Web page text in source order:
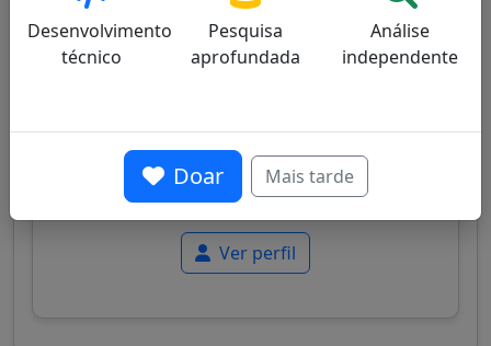
abordagem pastoral equilibrada, combinando
tradição católica e sensibilidade para questões
sociais contemporâneas.
Ver perfil
Desenvolvimento
técnico
Pesquisa
aprofundada
Análise
independente
Doar Mais tarde